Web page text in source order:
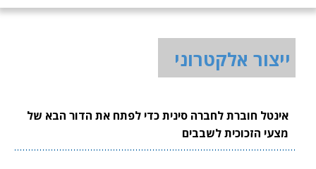
ייצור אלקטרוני
אינטל חוברת לחברה סינית כדי לפתח את הדור הבא של
מצעי הזכוכית לשבבים